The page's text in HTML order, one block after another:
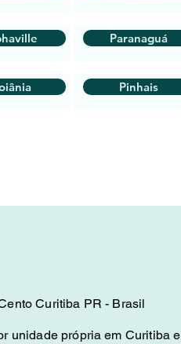
Paranaguá
Pinhais
Curitiba PR - Brasil
unidade própria em Curitiba